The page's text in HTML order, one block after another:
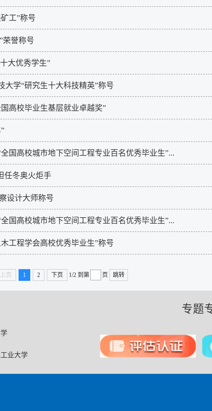
工”称号
荣誉称号
大优秀学生”
大学“研究生十大科技精英”称号
高校毕业生基层就业卓越奖”
国高校城市地下空间工程专业百名优秀毕业生”...
任冬奥火炬手
设计大师称号
国高校城市地下空间工程专业百名优秀毕业生”...
工程学会高校优秀毕业生”称号
上页 1 2 下页 1/2 到第 页 跳转
业大学
专题